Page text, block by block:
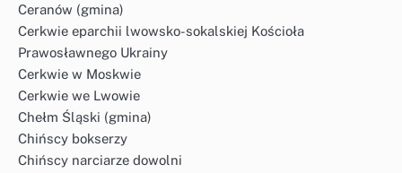
Ceranów (gmina)
Cerkwie eparchii lwowsko-sokalskiej Kościoła
Prawosławnego Ukrainy
Cerkwie w Moskwie
Cerkwie we Lwowie
Chełm Śląski (gmina)
Chińscy bokserzy
Chińscy narciarze dowolni